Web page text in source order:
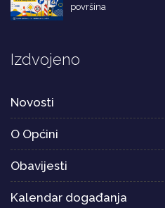
površina
Izdvojeno
Novosti
O Općini
Obavijesti
Kalendar događanja